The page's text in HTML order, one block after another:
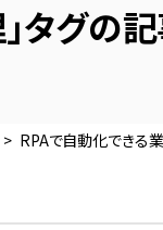
タグの
RPAで自動化できる